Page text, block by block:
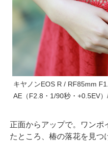
キヤノンEOS R / RF85mm
AE（F2.8・1/90秒・+0.5EV
正面からアップで。ワンポ
たところ、椿の落花を見つ